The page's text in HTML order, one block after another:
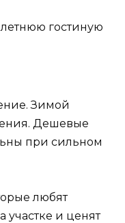
гостиную
Зимой
Дешевые
при сильном
любят
участке и ценят